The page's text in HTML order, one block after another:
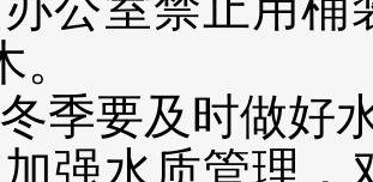
季要及时做好
强水质管理，